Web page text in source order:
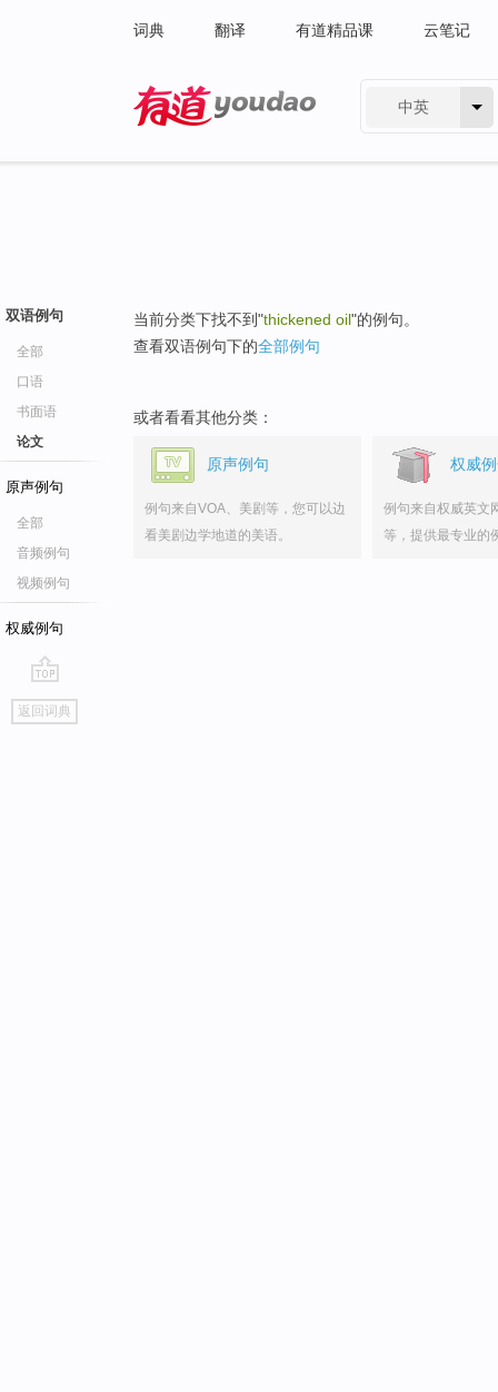
词典 翻译 有道精品课 云笔记
中英
双语例句
全部
口语
书面语
论文
原声例句
全部
音频例句
视频例句
权威例句
go
top
返回词典
当前分类下找不到"thickened oil"的例句。
查看双语例句下的全部例句
或者看看其他分类：
原声例句
例句来自VOA、美剧等，您可以边
看美剧边学地道的美语。
权威
例句来自权威英文
等，提供最专业的